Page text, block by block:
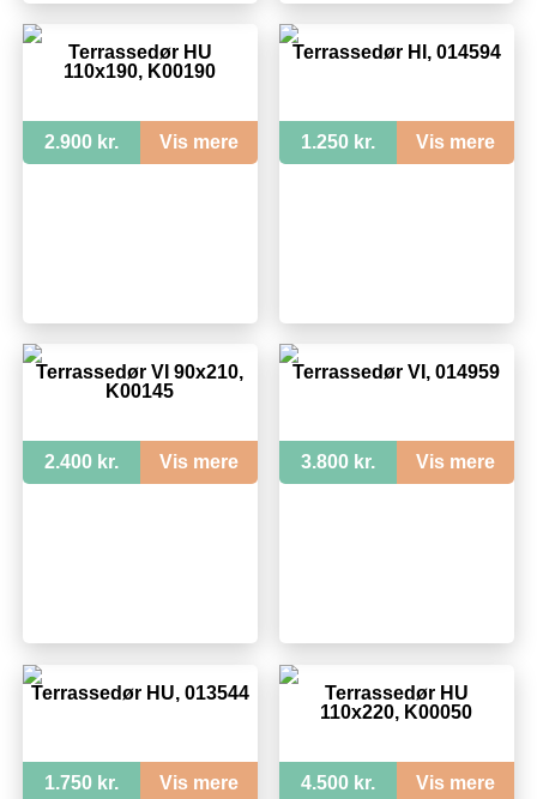
Terrassedør HU
110x190, K00190
2.900 kr. Vis mere
Terrassedør HI, 014594
1.250 kr. Vis mere
Terrassedør VI 90x210,
K00145
2.400 kr. Vis mere
Terrassedør VI, 014959
3.800 kr. Vis mere
Terrassedør HU, 013544
1.750 kr. Vis mere
Terrassedør HU
110x220, K00050
4.500 kr. Vis mere